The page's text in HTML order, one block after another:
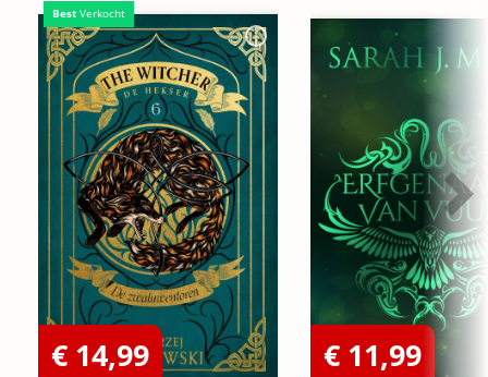
Best Verkocht
€ 14,99 € 11,99